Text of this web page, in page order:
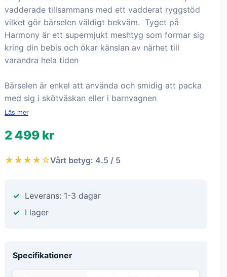
vadderade tillsammans med ett vadderat ryggstöd
vilket gör bärselen väldigt bekväm. Tyget på
Harmony är ett supermjukt meshtyg som formar sig
kring din bebis och ökar känslan av närhet till
varandra hela tiden
Bärselen är enkel att använda och smidig att packa
med sig i skötväskan eller i barnvagnen
Läs mer
2 499 kr
★★★★☆Vårt betyg: 4.5 / 5
Leverans: 1-3 dagar
I lager
Specifikationer